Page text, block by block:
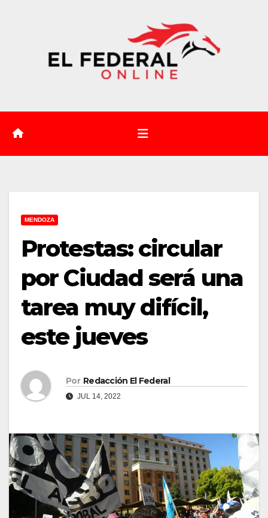
MENDOZA
Protestas: circular
por Ciudad será una
tarea muy difícil,
este jueves
Por Redacción El Federal
JUL 14, 2022